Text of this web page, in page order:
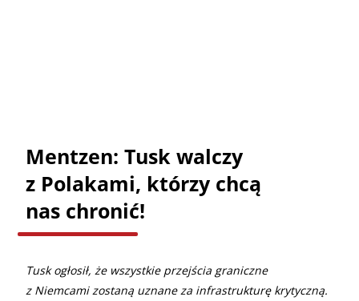
Mentzen: Tusk walczy
z Polakami, którzy chcą
nas chronić!
Tusk ogłosił, że wszystkie przejścia graniczne
z Niemcami zostaną uznane za infrastrukturę krytyczną.